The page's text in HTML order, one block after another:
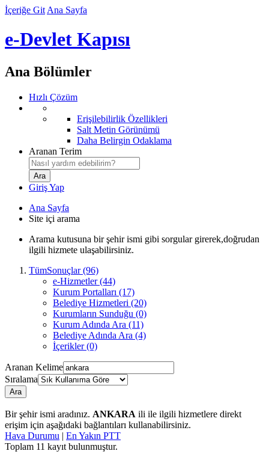
İçeriğe Git Ana Sayfa
e-Devlet Kapısı
Ana Bölümler
Hızlı Çözüm
Erişilebilirlik Özellikleri
Salt Metin Görünümü
Daha Belirgin Odaklama
Aranan Terim
Giriş Yap
Ana Sayfa
Site içi arama
Arama kutusuna bir şehir ismi gibi sorgular girerek,doğrudan
ilgili hizmete ulaşabilirsiniz.
TümSonuçlar (96)
e-Hizmetler (44)
Kurum Portalları (17)
Belediye Hizmetleri (20)
Kurumların Sunduğu (0)
Kurum Adında Ara (11)
Belediye Adında Ara (4)
İçerikler (0)
Aranan Kelime
Sıralama
Ara
Bir şehir ismi aradınız. ANKARA ili ile ilgili hizmetlere direkt
erişim için aşağıdaki bağlantıları kullanabilirsiniz.
Hava Durumu | En Yakın PTT
Toplam 11 kayıt bulunmuştur.